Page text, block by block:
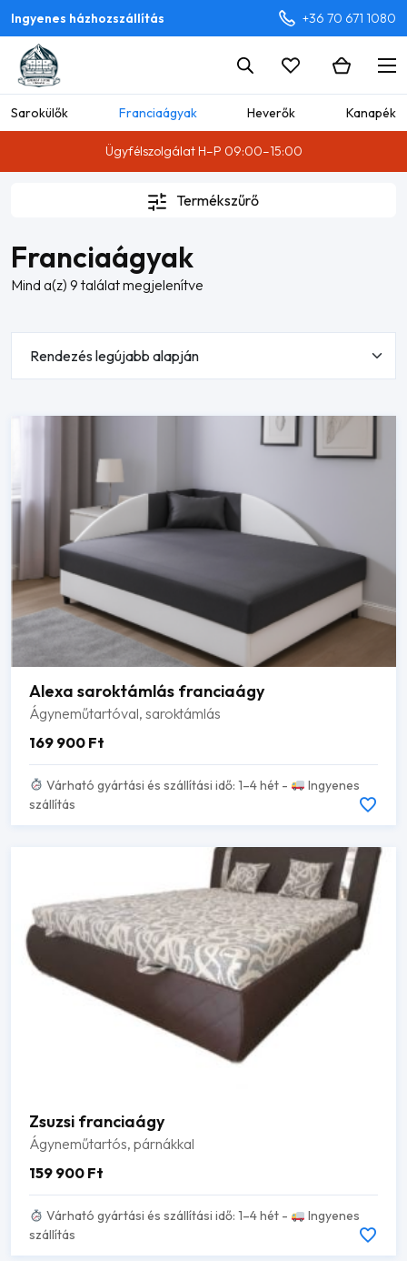
Ingyenes házhozszállítás +36 70 671 1080
Sarokülők Franciaágyak Heverők Kanapék
Ügyfélszolgálat H–P 09:00–15:00
Termékszűrő
Franciaágyak
Mind a(z) 9 találat megjelenítve
Alexa saroktámlás franciaágy
Ágyneműtartóval, saroktámlás
169 900 Ft
Várható gyártási és szállítási idő: 1–4 hét -
Ingyenes
szállítás
Zsuzsi franciaágy
Ágyneműtartós, párnákkal
159 900 Ft
Várható gyártási és szállítási idő: 1–4 hét -
Ingyenes
szállítás